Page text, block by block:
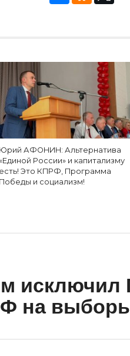
Юрий АФОНИН: Альтернатива
России» и капитализму
есть! Это КПРФ, Программа
Победы и социализм!
исключил
на